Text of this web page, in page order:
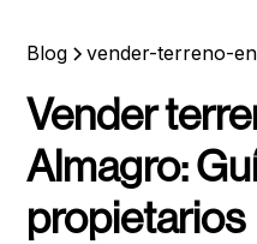
Blog vender-terreno-
Vender
Almagro:
propietarios